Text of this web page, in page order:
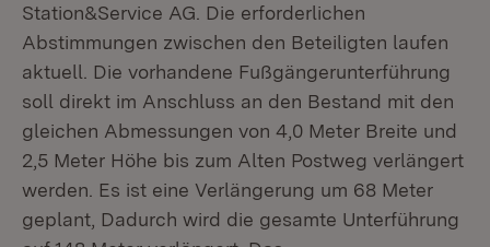
Station&Service AG. Die erforderlichen
Abstimmungen zwischen den Beteiligten laufen
aktuell. Die vorhandene Fußgängerunterführung
soll direkt im Anschluss an den Bestand mit den
gleichen Abmessungen von 4,0 Meter Breite und
2,5 Meter Höhe bis zum Alten Postweg verlängert
werden. Es ist eine Verlängerung um 68 Meter
geplant, Dadurch wird die gesamte Unterführung